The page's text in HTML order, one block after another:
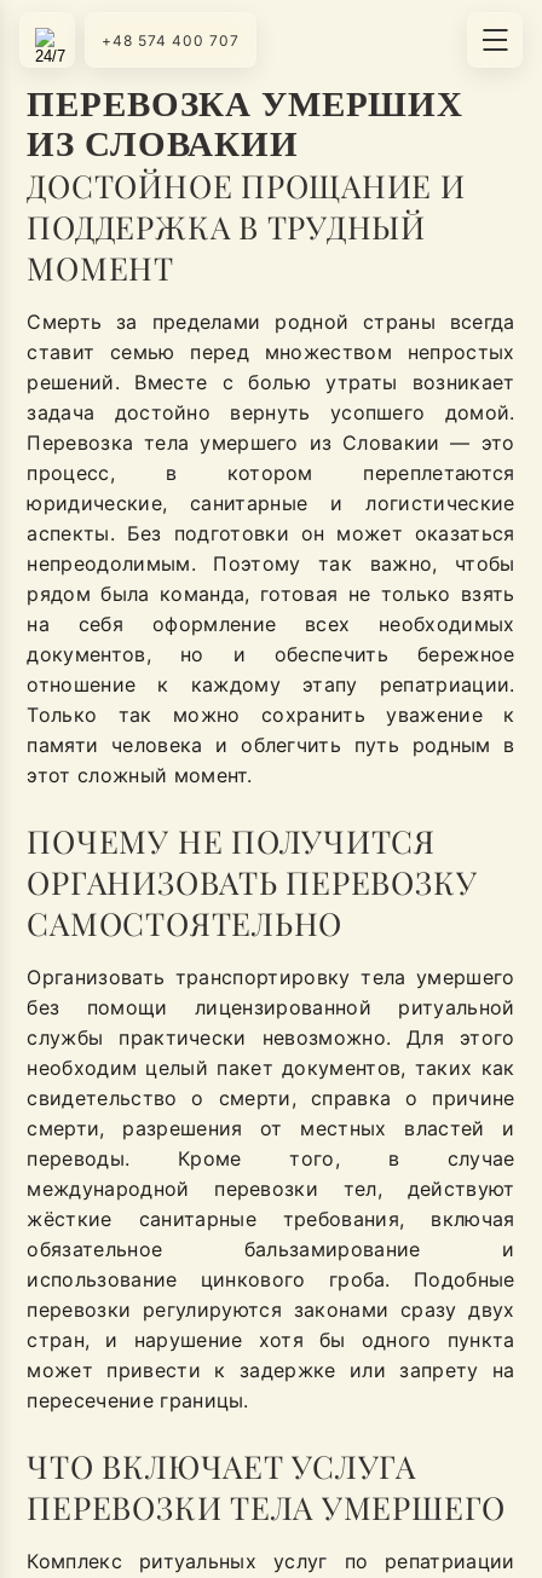
ПЕРЕВОЗКА УМЕРШИХ
ИЗ СЛОВАКИИ
ДОСТОЙНОЕ ПРОЩАНИЕ И
ПОДДЕРЖКА В ТРУДНЫЙ
МОМЕНТ
Смерть за пределами родной страны всегда
ставит семью перед множеством непростых
решений. Вместе с болью утраты возникает
задача достойно вернуть усопшего домой.
Перевозка тела умершего из Словакии — это
процесс, в котором переплетаются
юридические, санитарные и логистические
аспекты. Без подготовки он может оказаться
непреодолимым. Поэтому так важно, чтобы
рядом была команда, готовая не только взять
на себя оформление всех необходимых
документов, но и обеспечить бережное
отношение к каждому этапу репатриации.
Только так можно сохранить уважение к
памяти человека и облегчить путь родным в
этот сложный момент.
ПОЧЕМУ НЕ ПОЛУЧИТСЯ
ОРГАНИЗОВАТЬ ПЕРЕВОЗКУ
САМОСТОЯТЕЛЬНО
Организовать транспортировку тела умершего
без помощи лицензированной ритуальной
службы практически невозможно. Для этого
необходим целый пакет документов, таких как
свидетельство о смерти, справка о причине
смерти, разрешения от местных властей и
переводы. Кроме того, в случае
международной перевозки тел, действуют
жёсткие санитарные требования, включая
обязательное бальзамирование и
использование цинкового гроба. Подобные
перевозки регулируются законами сразу двух
стран, и нарушение хотя бы одного пункта
может привести к задержке или запрету на
пересечение границы.
ЧТО ВКЛЮЧАЕТ УСЛУГА
ПЕРЕВОЗКИ ТЕЛА УМЕРШЕГО
Комплекс ритуальных услуг по репатриации
+48 574 400 707